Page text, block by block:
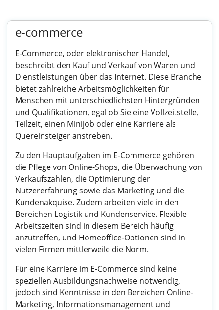
e-commerce
E-Commerce, oder elektronischer Handel,
beschreibt den Kauf und Verkauf von Waren und
Dienstleistungen über das Internet. Diese Branche
bietet zahlreiche Arbeitsmöglichkeiten für
Menschen mit unterschiedlichsten Hintergründen
und Qualifikationen, egal ob Sie eine Vollzeitstelle,
Teilzeit, einen Minijob oder eine Karriere als
Quereinsteiger anstreben.
Zu den Hauptaufgaben im E-Commerce gehören
die Pflege von Online-Shops, die Überwachung von
Verkaufszahlen, die Optimierung der
Nutzererfahrung sowie das Marketing und die
Kundenakquise. Zudem arbeiten viele in den
Bereichen Logistik und Kundenservice. Flexible
Arbeitszeiten sind in diesem Bereich häufig
anzutreffen, und Homeoffice-Optionen sind in
vielen Firmen mittlerweile die Norm.
Für eine Karriere im E-Commerce sind keine
speziellen Ausbildungsnachweise notwendig,
jedoch sind Kenntnisse in den Bereichen Online-
Marketing, Informationsmanagement und